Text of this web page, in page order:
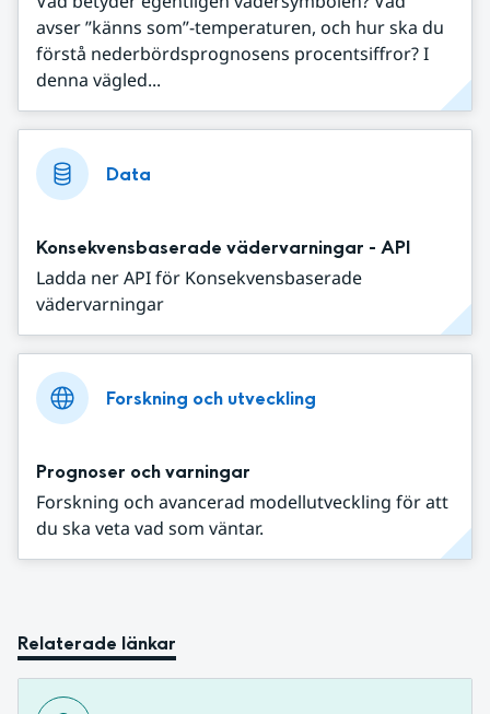
avser ”känns som”-temperaturen, och hur ska du
förstå nederbördsprognosens procentsiffror? I
denna vägled...
Data
Konsekvensbaserade vädervarningar - API
Ladda ner API för Konsekvensbaserade
vädervarningar
Forskning och utveckling
Prognoser och varningar
Forskning och avancerad modellutveckling för att
du ska veta vad som väntar.
Relaterade länkar